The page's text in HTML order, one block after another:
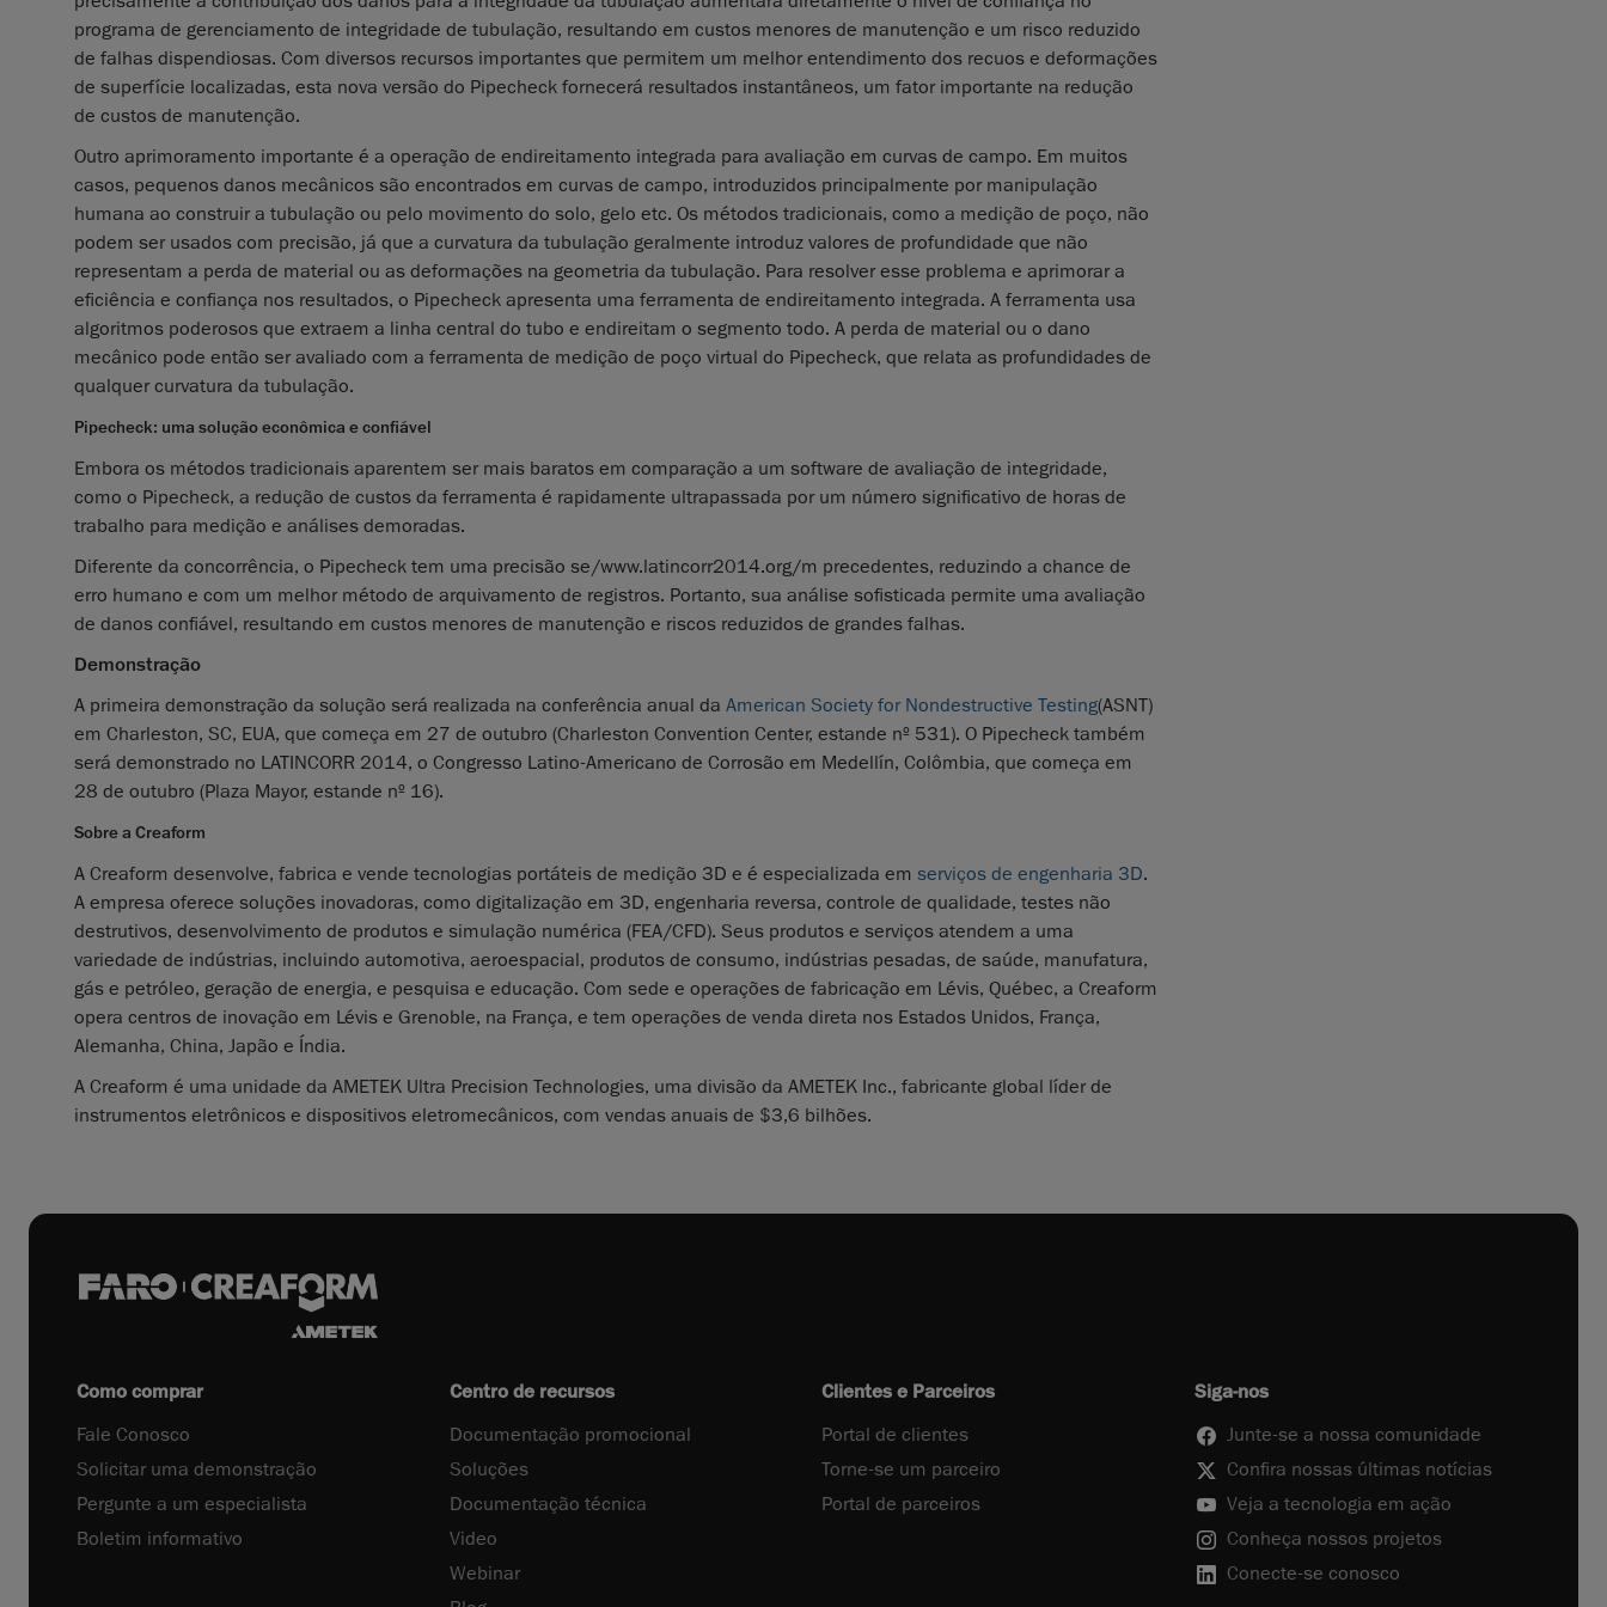
programa de gerenciamento de integridade de tubulação, resultando em custos menores de manutenção e um risco reduzido
de falhas dispendiosas. Com diversos recursos importantes que permitem um melhor entendimento dos recuos e deformações
de superfície localizadas, esta nova versão do Pipecheck fornecerá resultados instantâneos, um fator importante na redução
de custos de manutenção.
Outro aprimoramento importante é a operação de endireitamento integrada para avaliação em curvas de campo. Em muitos
casos, pequenos danos mecânicos são encontrados em curvas de campo, introduzidos principalmente por manipulação
humana ao construir a tubulação ou pelo movimento do solo, gelo etc. Os métodos tradicionais, como a medição de poço, não
podem ser usados com precisão, já que a curvatura da tubulação geralmente introduz valores de profundidade que não
representam a perda de material ou as deformações na geometria da tubulação. Para resolver esse problema e aprimorar a
eficiência e confiança nos resultados, o Pipecheck apresenta uma ferramenta de endireitamento integrada. A ferramenta usa
algoritmos poderosos que extraem a linha central do tubo e endireitam o segmento todo. A perda de material ou o dano
mecânico pode então ser avaliado com a ferramenta de medição de poço virtual do Pipecheck, que relata as profundidades de
qualquer curvatura da tubulação.
Pipecheck: uma solução econômica e confiável
Embora os métodos tradicionais aparentem ser mais baratos em comparação a um software de avaliação de integridade,
como o Pipecheck, a redução de custos da ferramenta é rapidamente ultrapassada por um número significativo de horas de
trabalho para medição e análises demoradas.
Diferente da concorrência, o Pipecheck tem uma precisão se/www.latincorr2014.org/m precedentes, reduzindo a chance de
erro humano e com um melhor método de arquivamento de registros. Portanto, sua análise sofisticada permite uma avaliação
de danos confiável, resultando em custos menores de manutenção e riscos reduzidos de grandes falhas.
Demonstração
A primeira demonstração da solução será realizada na conferência anual da American Society for Nondestructive Testing(ASNT)
em Charleston, SC, EUA, que começa em 27 de outubro (Charleston Convention Center, estande nº 531). O Pipecheck também
será demonstrado no LATINCORR 2014, o Congresso Latino-Americano de Corrosão em Medellín, Colômbia, que começa em
28 de outubro (Plaza Mayor, estande nº 16).
Sobre a Creaform
A Creaform desenvolve, fabrica e vende tecnologias portáteis de medição 3D e é especializada em serviços de engenharia 3D.
A empresa oferece soluções inovadoras, como digitalização em 3D, engenharia reversa, controle de qualidade, testes não
destrutivos, desenvolvimento de produtos e simulação numérica (FEA/CFD). Seus produtos e serviços atendem a uma
variedade de indústrias, incluindo automotiva, aeroespacial, produtos de consumo, indústrias pesadas, de saúde, manufatura,
gás e petróleo, geração de energia, e pesquisa e educação. Com sede e operações de fabricação em Lévis, Québec, a Creaform
opera centros de inovação em Lévis e Grenoble, na França, e tem operações de venda direta nos Estados Unidos, França,
Alemanha, China, Japão e Índia.
A Creaform é uma unidade da AMETEK Ultra Precision Technologies, uma divisão da AMETEK Inc., fabricante global líder de
instrumentos eletrônicos e dispositivos eletromecânicos, com vendas anuais de $3,6 bilhões.
Como comprar
Fale Conosco
Solicitar uma demonstração
Pergunte a um especialista
Boletim informativo
Centro de recursos
Documentação promocional
Soluções
Documentação técnica
Video
Webinar
Clientes e Parceiros
Portal de clientes
Torne-se um parceiro
Portal de parceiros
Siga-nos
Junte-se a nossa comunidade
Confira nossas últimas notícias
Veja a tecnologia em ação
Conheça nossos projetos
Conecte-se conosco